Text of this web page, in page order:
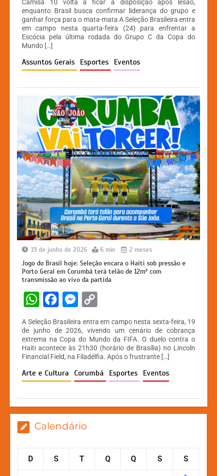
at
s
A
p
p
c
e
b
o
o
k
s
s
e
n
g
er
p
y
Li
n
k
Camisa 10 volta a ficar à disposição após lesão,
enquanto Brasil busca confirmar liderança do grupo e
ganhar força para o mata-mata A Seleção Brasileira entra
em campo nesta quarta-feira (24) para enfrentar a
Escócia pela última rodada do Grupo C da Copa do
Mundo […]
Assuntos Gerais Esportes Eventos
19 de junho de 2026 6 min 2 meses
Jogo do Brasil hoje: Seleção encara o Haiti sob pressão e
Porto Geral em Corumbá terá telão de 12m² com
transmissão ao vivo da partida
W
h
at
s
A
p
F
c
e
b
o
k
M
s
s
e
n
er
p
y
Li
n
A Seleção Brasileira entra em campo nesta sexta-feira, 19
de junho de 2026, vivendo um cenário de cobrança
extrema na Copa do Mundo da FIFA. O duelo contra o
Haiti acontece às 21h30 (horário de Brasília) no Lincoln
Financial Field, na Filadélfia. Após o frustrante […]
Arte e Cultura Corumbá Esportes Eventos
Calendário
D S T Q Q S S